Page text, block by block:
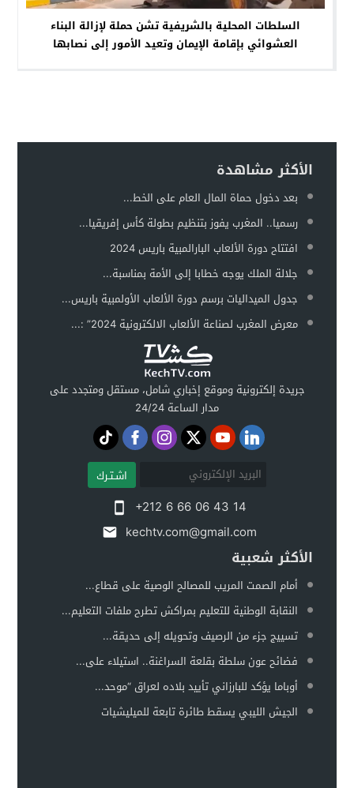
السلطات المحلية بالشريفية تشن حملة لإزالة البناء
العشوائي بإقامة الإيمان وتعيد الأمور إلى نصابها
الأكثر مشاهدة
بعد دخول حماة المال العام على الخط...
رسميا.. المغرب يفوز بتنظيم بطولة كأس إفريقيا...
افتتاح دورة الألعاب البارالمبية باريس 2024
جلالة الملك يوجه خطابا إلى الأمة بمناسبة...
جدول الميداليات برسم دورة الألعاب الأولمبية باريس...
معرض المغرب لصناعة الألعاب الالكترونية 2024” :...
جريدة إلكترونية وموقع إخباري شامل، مستقل ومتجدد على
مدار الساعة 24/24
اشـتـرك
+212 6 66 06 43 14
kechtv.com@gmail.com
الأكثر شعبية
أمام الصمت المريب للمصالح الوصية على قطاع...
النقابة الوطنية للتعليم بمراكش تطرح ملفات التعليم...
تسييج جزء من الرصيف وتحويله إلى حديقة...
فضائح عون سلطة بقلعة السراغنة.. استيلاء على...
أوباما يؤكد للبارزاني تأييد بلاده لعراق “موحد...
الجيش الليبي يسقط طائرة تابعة للميليشيات